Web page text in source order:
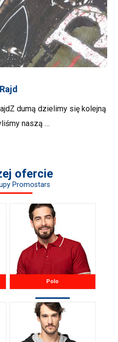
dumą dzielimy się kolejną
naszą …
ofercie
Promostars
Polo